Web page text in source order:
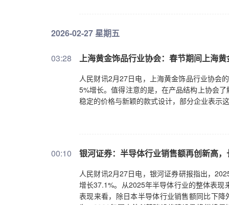
2026-02-27 星期五
03:28 上海黄金饰品行业协会：春节期间上海
人民财讯2月27日电，上海黄金饰品行业协会
5%增长。值得注意的是，在产品结构上协会
稳定的价格与新颖的款式设计，部分企业表示
00:10 银河证券：半导体行业销售额再创新高
人民财讯2月27日电，银河证券研报指出，
增长37.1%。从2025年半导体行业的整体表
表现来看，除日本半导体行业销售额同比下